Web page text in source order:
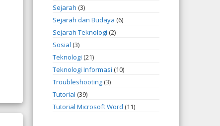
Sejarah (3)
Sejarah dan Budaya (6)
Sejarah Teknologi (2)
Sosial (3)
Teknologi (21)
Teknologi Informasi (10)
Troubleshooting (3)
Tutorial (39)
Tutorial Microsoft Word (11)